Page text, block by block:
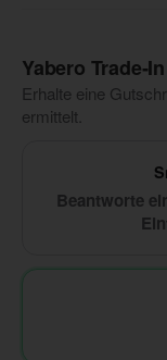
Yabero Trade‑In
Erhalte eine
ermittelt.
Beantworte